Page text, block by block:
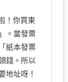
！你買東
。當發票
紙本發票
錢。所以
地址呀！